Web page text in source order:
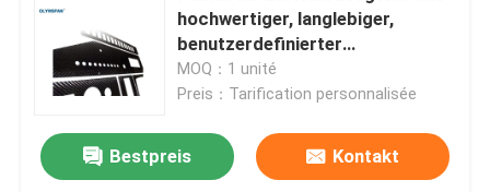
hochwertiger, langlebiger,
benutzerdefinierter
Kohlenstofffaser
MOQ：1 unité
Preis：Tarification personnalisée
Bestpreis Kontakt